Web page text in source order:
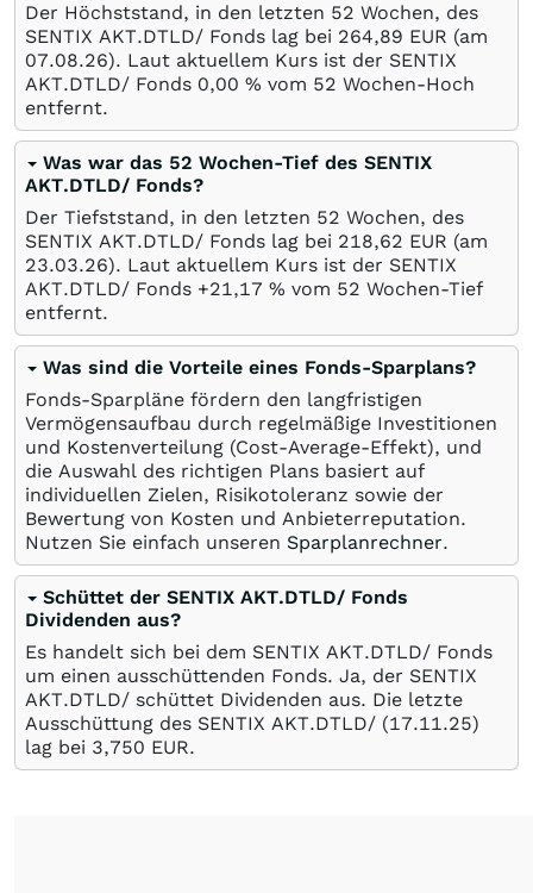
Der Höchststand, in den letzten 52 Wochen, des
SENTIX AKT.DTLD/ Fonds lag bei 264,89 EUR (am
07.08.26). Laut aktuellem Kurs ist der SENTIX
AKT.DTLD/ Fonds 0,00 % vom 52 Wochen-Hoch
entfernt.
Was war das 52 Wochen-Tief des SENTIX
AKT.DTLD/ Fonds?
Der Tiefststand, in den letzten 52 Wochen, des
SENTIX AKT.DTLD/ Fonds lag bei 218,62 EUR (am
23.03.26). Laut aktuellem Kurs ist der SENTIX
AKT.DTLD/ Fonds +21,17 % vom 52 Wochen-Tief
entfernt.
Was sind die Vorteile eines Fonds-Sparplans?
Fonds-Sparpläne fördern den langfristigen
Vermögensaufbau durch regelmäßige Investitionen
und Kostenverteilung (Cost-Average-Effekt), und
die Auswahl des richtigen Plans basiert auf
individuellen Zielen, Risikotoleranz sowie der
Bewertung von Kosten und Anbieterreputation.
Nutzen Sie einfach unseren Sparplanrechner.
Schüttet der SENTIX AKT.DTLD/ Fonds
Dividenden aus?
Es handelt sich bei dem SENTIX AKT.DTLD/ Fonds
um einen ausschüttenden Fonds. Ja, der SENTIX
AKT.DTLD/ schüttet Dividenden aus. Die letzte
Ausschüttung des SENTIX AKT.DTLD/ (17.11.25)
lag bei 3,750 EUR.